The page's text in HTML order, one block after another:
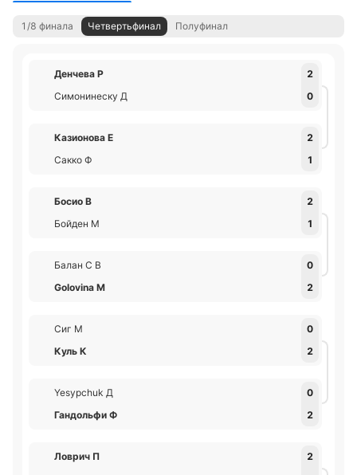
1/8 финала Четвертьфинал Полуфинал
Денчева Р
2
Симонинеску Д
0
Казионова Е
2
Сакко Ф
1
Босио В
2
Бойден М
1
Балан С В
0
Golovina М
2
Сиг М
0
Куль К
2
Yesypchuk Д
0
Гандольфи Ф
2
Ловрич П
2